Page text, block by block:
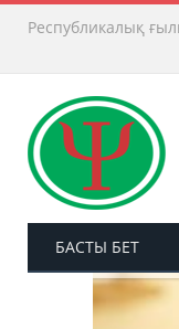
Республикалық
БАСТЫ БЕТ